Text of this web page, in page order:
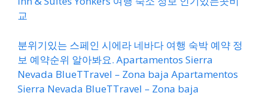
교
분위기있는 스페인 시에라 네바다 여행 숙박 예약 정
보 예약순위 알아봐요. Apartamentos Sierra
Nevada BlueTTravel – Zona baja Apartamentos
Sierra Nevada BlueTTravel – Zona baja